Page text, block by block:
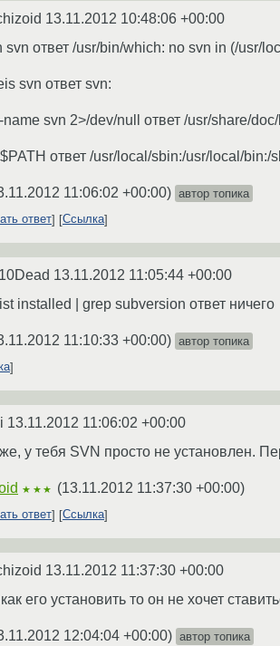
13.11.2012 10:48:06 +00:00
svn ответ /usr/bin/which: no svn in (/usr/
svn ответ svn:
name svn 2>/dev/null ответ /usr/share/
ответ /usr/local/sbin:/usr/local/bin:/
11:06:02 +00:00) автор топика
ответ
Ссылка
13.11.2012 11:05:44 +00:00
installed | grep subversion ответ ничего
11:10:33 +00:00) автор топика
13.11.2012 11:06:02 +00:00
у тебя SVN просто не установлен.
★★★ (13.11.2012 11:37:30 +00:00)
ответ Ссылка
13.11.2012 11:37:30 +00:00
его установить то он не хочет
12:04:04 +00:00) автор топика